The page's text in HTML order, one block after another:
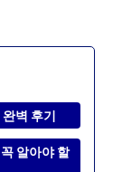
벽 후기
알아야 할